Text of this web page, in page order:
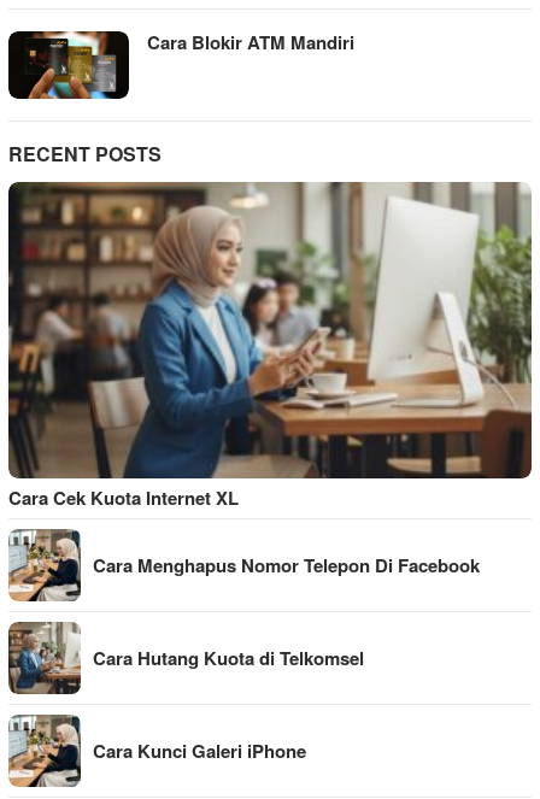
Cara Blokir ATM Mandiri
RECENT POSTS
Cara Cek Kuota Internet XL
Cara Menghapus Nomor Telepon Di Facebook
Cara Hutang Kuota di Telkomsel
Cara Kunci Galeri iPhone